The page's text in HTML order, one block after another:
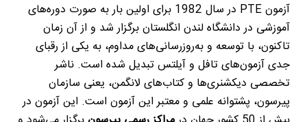
آزمونPTE
در سال 1982 برای اولین بار به صورت دوره‌های
آموزشی در دانشگاه لندن انگلستان برگزار شد و از آن زمان
تاکنون، با توسعه و به‌روزرسانی‌های مداوم، به یکی از رقبای
جدی آزمون‌های تافل و آیلتس تبدیل شده است. ناشر
تخصصی دیکشنری‌ها و کتاب‌های لانگمن، یعنی سازمان
پیرسون، پشتوانه علمی و معتبر این آزمون است. این آزمون در